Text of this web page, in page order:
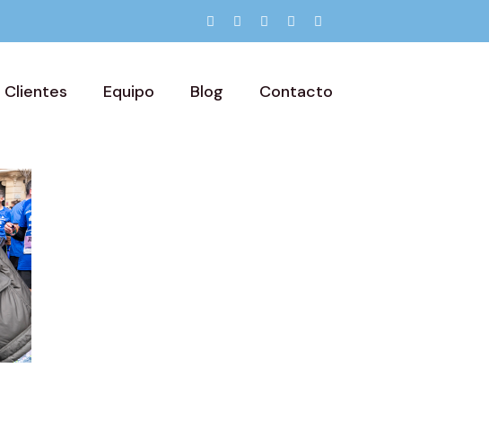
Clientes Equipo Blog Contacto